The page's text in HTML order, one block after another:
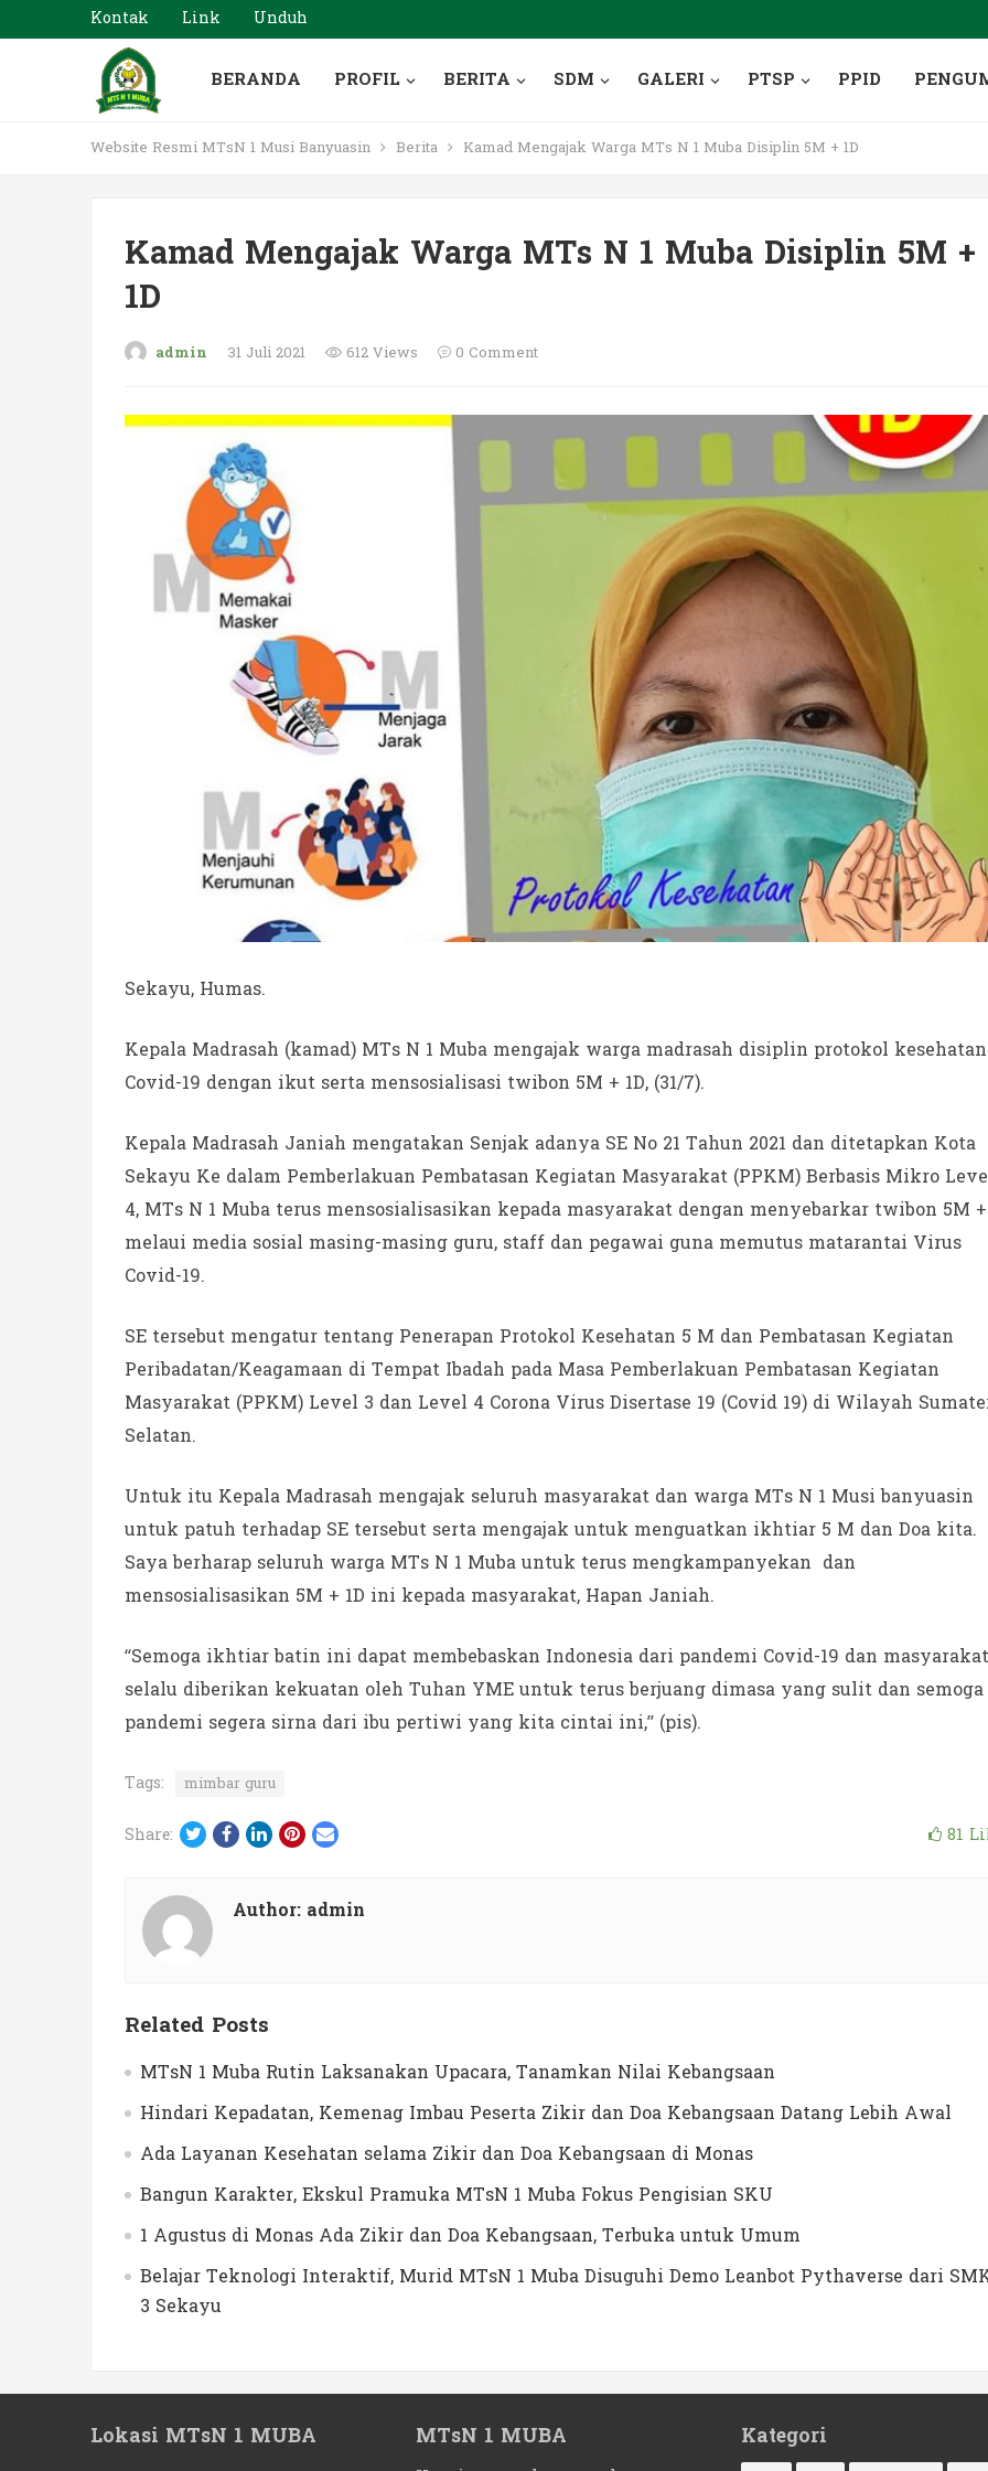
Kontak Link Unduh
BERANDA PROFIL BERITA SDM GALERI PTSP PPID
Website Resmi MTsN 1 Musi Banyuasin Berita Kamad Mengajak Warga MTs N 1 Muba Disiplin 5M + 1D
Kamad Mengajak Warga MTs N 1 Muba Disiplin 5M +
1D
admin 31 Juli 2021 612 Views 0 Comment
Sekayu, Humas.
Kepala Madrasah (kamad) MTs N 1 Muba mengajak warga madrasah disiplin protokol kesehatan
Covid-19 dengan ikut serta mensosialisasi twibon 5M + 1D, (31/7).
Kepala Madrasah Janiah mengatakan Senjak adanya SE No 21 Tahun 2021 dan ditetapkan Kota
Sekayu Ke dalam Pemberlakuan Pembatasan Kegiatan Masyarakat (PPKM) Berbasis Mikro
4, MTs N 1 Muba terus mensosialisasikan kepada masyarakat dengan menyebarkar twibon 5M +
melaui media sosial masing-masing guru, staff dan pegawai guna memutus matarantai Virus
Covid-19.
SE tersebut mengatur tentang Penerapan Protokol Kesehatan 5 M dan Pembatasan Kegiatan
Peribadatan/Keagamaan di Tempat Ibadah pada Masa Pemberlakuan Pembatasan Kegiatan
Masyarakat (PPKM) Level 3 dan Level 4 Corona Virus Disertase 19 (Covid 19) di Wilayah
Selatan.
Untuk itu Kepala Madrasah mengajak seluruh masyarakat dan warga MTs N 1 Musi banyuasin
untuk patuh terhadap SE tersebut serta mengajak untuk menguatkan ikhtiar 5 M dan Doa kita.
Saya berharap seluruh warga MTs N 1 Muba untuk terus mengkampanyekan dan
mensosialisasikan 5M + 1D ini kepada masyarakat, Hapan Janiah.
“Semoga ikhtiar batin ini dapat membebaskan Indonesia dari pandemi Covid-19 dan masyarakat
selalu diberikan kekuatan oleh Tuhan YME untuk terus berjuang dimasa yang sulit dan semoga
pandemi segera sirna dari ibu pertiwi yang kita cintai ini,” (pis).
Tags: mimbar guru
Share: Twitter
Facebook
LinkedIn
Pinterest
Email 81
Author: admin
Related Posts
MTsN 1 Muba Rutin Laksanakan Upacara, Tanamkan Nilai Kebangsaan
Hindari Kepadatan, Kemenag Imbau Peserta Zikir dan Doa Kebangsaan Datang Lebih Awal
Ada Layanan Kesehatan selama Zikir dan Doa Kebangsaan di Monas
Bangun Karakter, Ekskul Pramuka MTsN 1 Muba Fokus Pengisian SKU
1 Agustus di Monas Ada Zikir dan Doa Kebangsaan, Terbuka untuk Umum
Belajar Teknologi Interaktif, Murid MTsN 1 Muba Disuguhi Demo Leanbot Pythaverse dari
3 Sekayu
Lokasi MTsN 1 MUBA MTsN 1 MUBA Kategori